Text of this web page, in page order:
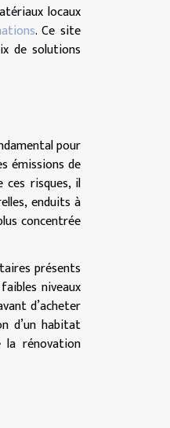
locaux
. Ce site
de solutions
pour
émissions de
ces risques, il
enduits à
concentrée
présents
niveaux
d’acheter
d’un habitat
la rénovation